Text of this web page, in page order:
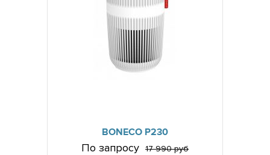
BONECO P230
По запросу 17 990 руб